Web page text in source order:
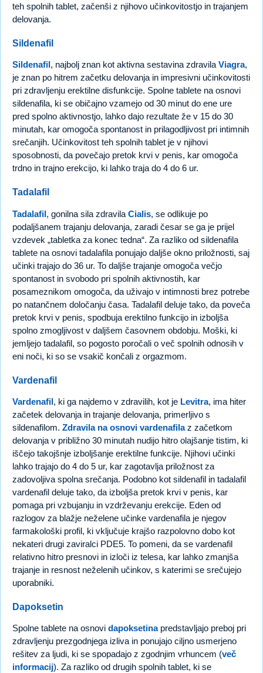
teh spolnih tablet, začenši z njihovo učinkovitostjo in trajanjem
delovanja.
Sildenafil
Sildenafil, najbolj znan kot aktivna sestavina zdravilaViagra,
je znan po hitrem začetku delovanja in impresivni učinkovitosti
pri zdravljenju erektilne disfunkcije. Spolne tablete na osnovi
sildenafila, ki se običajno vzamejo od 30 minut do ene ure
pred spolno aktivnostjo, lahko dajo rezultate že v 15 do 30
minutah, kar omogoča spontanost in prilagodljivost pri intimnih
srečanjih. Učinkovitost teh spolnih tablet je v njihovi
sposobnosti, da povečajo pretok krvi v penis, kar omogoča
trdno in trajno erekcijo, ki lahko traja do 4 do 6 ur.
Tadalafil
Tadalafil, gonilna sila zdravila Cialis, se odlikuje po
podaljšanem trajanju delovanja, zaradi česar se ga je prijel
vzdevek „tabletka za konec tedna“. Za razliko od sildenafila
tablete na osnovi tadalafila ponujajo daljše okno priložnosti, saj
učinki trajajo do 36 ur. To daljše trajanje omogoča večjo
spontanost in svobodo pri spolnih aktivnostih, kar
posameznikom omogoča, da uživajo v intimnosti brez potrebe
po natančnem določanju časa. Tadalafil deluje tako, da poveča
pretok krvi v penis, spodbuja erektilno funkcijo in izboljša
spolno zmogljivost v daljšem časovnem obdobju. Moški, ki
jemljejo tadalafil, so pogosto poročali o več spolnih odnosih v
eni noči, ki so se vsakič končali z orgazmom.
Vardenafil
Vardenafil, ki ga najdemo v zdravilih, kot je Levitra, ima hiter
začetek delovanja in trajanje delovanja, primerljivo s
sildenafilom. Zdravila na osnovi vardenafilaz začetkom
delovanja v približno 30 minutah nudijo hitro olajšanje tistim, ki
iščejo takojšnje izboljšanje erektilne funkcije. Njihovi učinki
lahko trajajo do 4 do 5 ur, kar zagotavlja priložnost za
zadovoljiva spolna srečanja. Podobno kot sildenafil in tadalafil
vardenafil deluje tako, da izboljša pretok krvi v penis, kar
pomaga pri vzbujanju in vzdrževanju erekcije. Eden od
razlogov za blažje neželene učinke vardenafila je njegov
farmakološki profil, ki vključuje krajšo razpolovno dobo kot
nekateri drugi zaviralci PDE5. To pomeni, da se vardenafil
relativno hitro presnovi in izloči iz telesa, kar lahko zmanjša
trajanje in resnost neželenih učinkov, s katerimi se srečujejo
uporabniki.
Dapoksetin
Spolne tablete na osnovi dapoksetinapredstavljajo preboj pri
zdravljenju prezgodnjega izliva in ponujajo ciljno usmerjeno
rešitev za ljudi, ki se spopadajo z zgodnjim vrhuncem (več
informacij). Za razliko od drugih spolnih tablet, ki se